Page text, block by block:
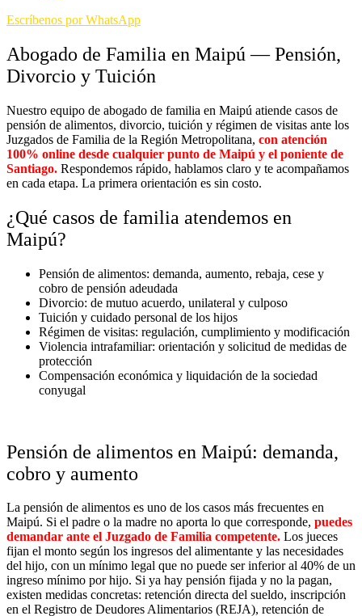
Escríbenos por WhatsApp
Abogado de Familia en Maipú — Pensión,
Divorcio y Tuición
Nuestro equipo de abogado de familia en Maipú atiende casos de
pensión de alimentos, divorcio, tuición y régimen de visitas ante los
Juzgados de Familia de la Región Metropolitana, con atención
100% online desde cualquier punto de Maipú y el poniente de
Santiago. Respondemos rápido, hablamos claro y te acompañamos
en cada etapa. La primera orientación es sin costo.
¿Qué casos de familia atendemos en
Maipú?
Pensión de alimentos: demanda, aumento, rebaja, cese y
cobro de pensión adeudada
Divorcio: de mutuo acuerdo, unilateral y culposo
Tuición y cuidado personal de los hijos
Régimen de visitas: regulación, cumplimiento y modificación
Violencia intrafamiliar: orientación y solicitud de medidas de
protección
Compensación económica y liquidación de la sociedad
conyugal
Pensión de alimentos en Maipú: demanda,
cobro y aumento
La pensión de alimentos es uno de los casos más frecuentes en
Maipú. Si el padre o la madre no aporta lo que corresponde, puedes
demandar ante el Juzgado de Familia competente. Los jueces
fijan el monto según los ingresos del alimentante y las necesidades
del hijo, con un mínimo legal que no puede ser inferior al 40% de un
ingreso mínimo por hijo. Si ya hay pensión fijada y no la pagan,
existen medidas concretas: retención directa del sueldo, inscripción
en el Registro de Deudores Alimentarios (REJA), retención de